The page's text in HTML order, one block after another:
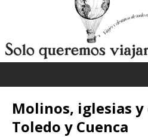
Molinos, iglesias
Toledo y Cuenca